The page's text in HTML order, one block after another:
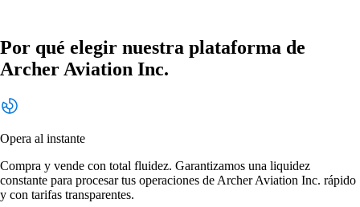
Por qué elegir nuestra plataforma de
Archer Aviation Inc.
Opera al instante
Compra y vende con total fluidez. Garantizamos una liquidez
constante para procesar tus operaciones de Archer Aviation Inc. rápido
y con tarifas transparentes.